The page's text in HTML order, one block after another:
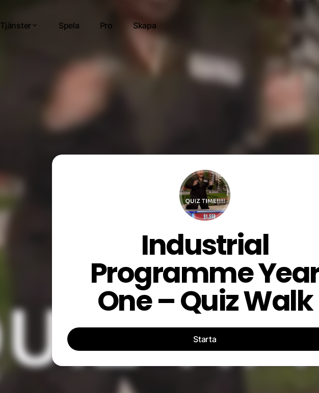
Tjänster Spela Pro Skapa
Industrial
Programme
One – Quiz Walk
Starta